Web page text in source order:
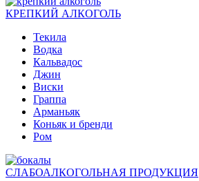
КРЕПКИЙ АЛКОГОЛЬ
Текила
Водка
Кальвадос
Джин
Виски
Граппа
Арманьяк
Коньяк и бренди
Ром
СЛАБОАЛКОГОЛЬНАЯ ПРОДУКЦИЯ